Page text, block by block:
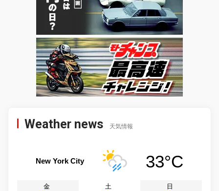
Weather news 天気情報
New York City 33°C
金 土 日